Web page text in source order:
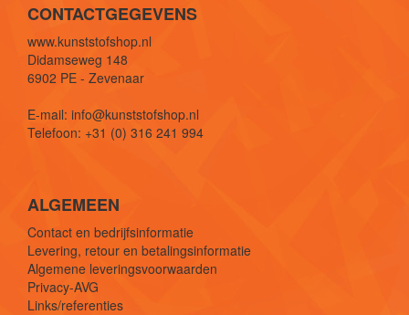
CONTACTGEGEVENS
www.kunststofshop.nl
Didamseweg 148
6902 PE - Zevenaar
E-mail: info@kunststofshop.nl
Telefoon: +31 (0) 316 241 994
ALGEMEEN
Contact en bedrijfsinformatie
Levering, retour en betalingsinformatie
Algemene leveringsvoorwaarden
Privacy-AVG
Links/referenties